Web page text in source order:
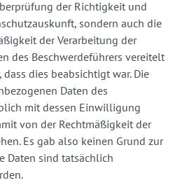
der Richtigkeit und
sondern auch die
der Verarbeitung der
des Beschwerdeführers vereitelt
dies beabsichtigt war. Die
Daten des
mit dessen Einwilligung
von der Rechtmäßigkeit der
Es gab also keinen Grund zur
Daten sind tatsächlich